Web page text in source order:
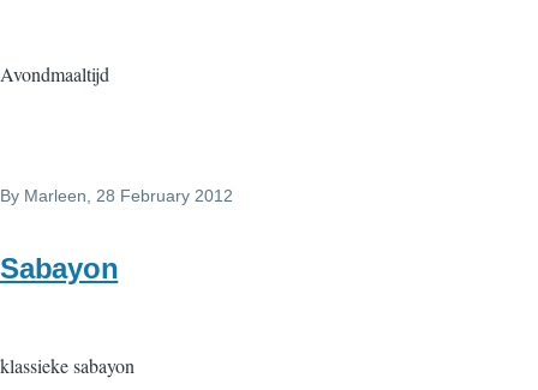
Avondmaaltijd
By Marleen, 28 February 2012
Sabayon
klassieke sabayon